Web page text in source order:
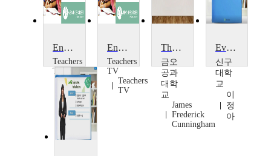
English as an Additional Language
Teachers
TV
Teachers
TV
English as an Additional Language
Teachers
TV
Teachers
TV
The ABCs of English as a Second Language (ESL)
금오
공과
대학
교
James
Frederick
Cunningham
Everyday English!(III)
신구
대학
교
이
정
아